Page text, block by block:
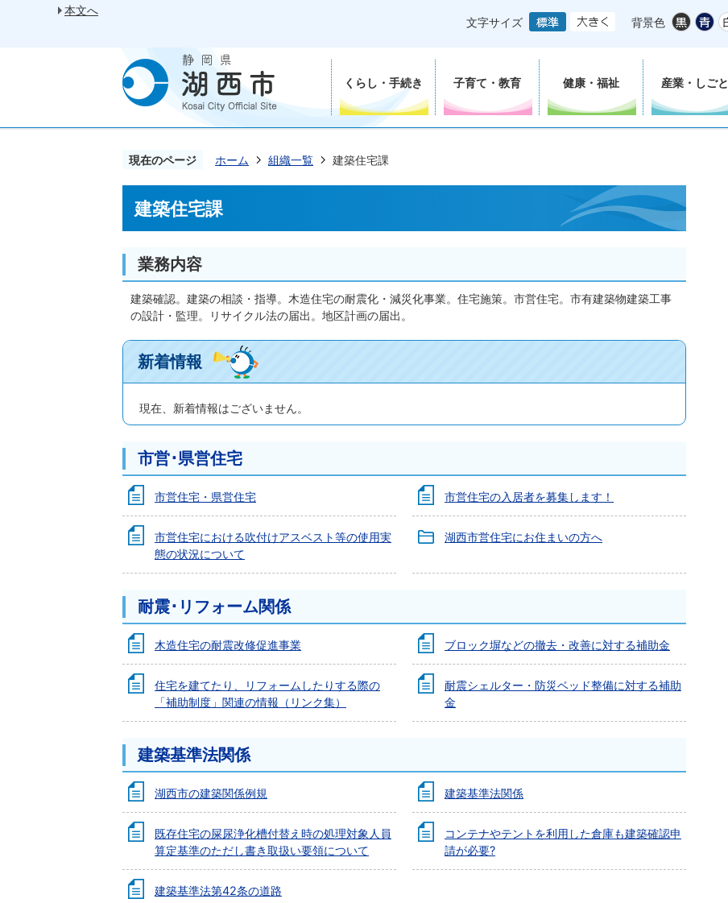
本文へ
文字サイズ
背景色
くらし・手続き 子育て・教育 健康・福祉 産業・しごと
現在のページ ホーム 組織一覧 建築住宅課
建築住宅課
業務内容
建築確認。建築の相談・指導。木造住宅の耐震化・減災化事業。住宅施策。市営住宅。市有建築物建築工事
の設計・監理。リサイクル法の届出。地区計画の届出。
新着情報
現在、新着情報はございません。
市営･県営住宅
市営住宅・県営住宅 市営住宅の入居者を募集します！
市営住宅における吹付けアスベスト等の使用実
態の状況について
湖西市営住宅にお住まいの方へ
耐震･リフォーム関係
木造住宅の耐震改修促進事業 ブロック塀などの撤去・改善に対する補助金
住宅を建てたり、リフォームしたりする際の
「補助制度」関連の情報（リンク集）
耐震シェルター・防災ベッド整備に対する補助
金
建築基準法関係
湖西市の建築関係例規 建築基準法関係
既存住宅の屎尿浄化槽付替え時の処理対象人員
算定基準のただし書き取扱い要領について
コンテナやテントを利用した倉庫も建築確認申
請が必要?
建築基準法第42条の道路